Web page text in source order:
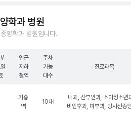
학과 병원
양학과 병원입니다.
/
인근
지하
철역
주차
가능
대수
진료과목
기흥
역
10대
내과, 산부인과, 소아청소년
비인후과, 피부과, 방사선종